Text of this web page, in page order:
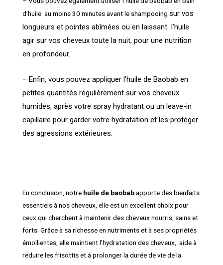
d’huile au moins 30 minutes avant le shampooing sur vos
longueurs et pointes abîmées ou en laissant l’huile
agir sur vos cheveux toute la nuit, pour une nutrition
en profondeur.
– Enfin, vous pouvez appliquer l’huile de Baobab en
petites quantités régulièrement sur vos cheveux
humides, après votre spray hydratant ou un leave-in
capillaire pour garder votre hydratation et les protéger
des agressions extérieures.
En conclusion, notre huile de baobabapporte des bienfaits
essentiels à nos cheveux, elle est un excellent choix pour
ceux qui cherchent à maintenir des cheveux nourris, sains et
forts. Grâce à sa richesse en nutriments et à ses propriétés
émollientes, elle maintient l’hydratation des cheveux, aide à
réduire les frisottis et à prolonger la durée de vie de la